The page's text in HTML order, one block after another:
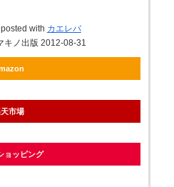
posted with カエレバ
キノ出版 2012-08-31
市場
ョッピング